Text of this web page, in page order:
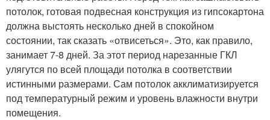
потолок, готовая подвесная конструкция из гипсокартона
должна выстоять несколько дней в спокойном
состоянии, так сказать «отвисеться». Это, как правило,
занимает 7-8 дней. За этот период нарезанные ГКЛ
улягутся по всей площади потолка в соответствии
истинными размерами. Сам потолок акклиматизируется
под температурный режим и уровень влажности внутри
помещения.